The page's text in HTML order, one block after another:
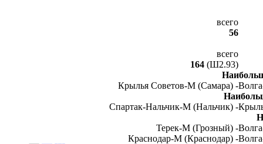
всего
56
всего
164 (Ш2.93)
Крылья Советов-М (Самара) -
Спартак-Нальчик-М (Нальчик) -
Терек-М (Грозный) -
Краснодар-М (Краснодар) -